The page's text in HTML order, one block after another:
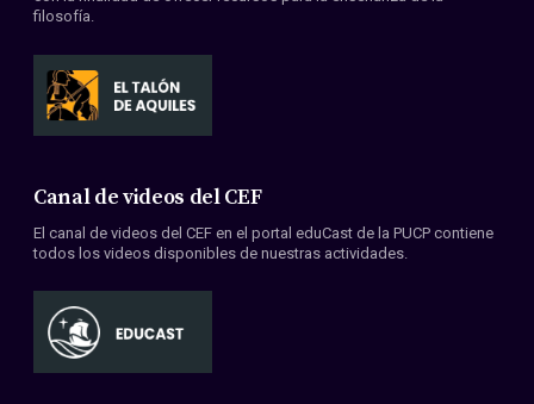
filosofía.
Canal de videos del CEF
El canal de videos del CEF en el portal eduCast de la PUCP contiene
todos los videos disponibles de nuestras actividades.